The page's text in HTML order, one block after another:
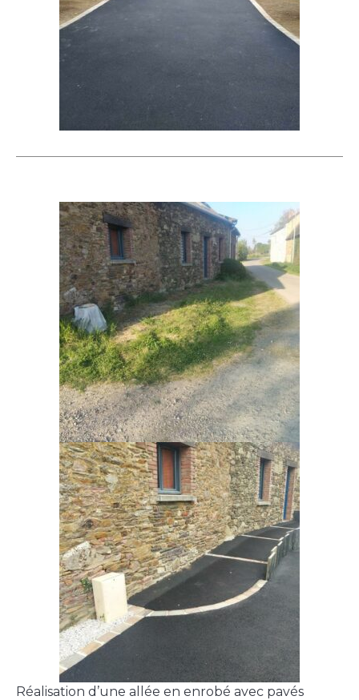
Réalisation d’une allée en enrobé avec pavés